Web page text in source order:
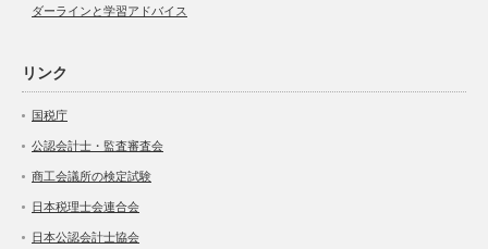
ダーラインと学習アドバイス
リンク
国税庁
公認会計士・監査審査会
商工会議所の検定試験
日本税理士会連合会
日本公認会計士協会